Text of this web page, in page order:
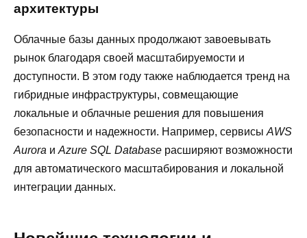
архитектуры
Облачные базы данных продолжают завоевывать
рынок благодаря своей масштабируемости и
доступности. В этом году также наблюдается тренд на
гибридные инфраструктуры, совмещающие
локальные и облачные решения для повышения
безопасности и надежности. Например, сервисы AWS
Aurora и Azure SQL Database расширяют возможности
для автоматического масштабирования и локальной
интеграции данных.